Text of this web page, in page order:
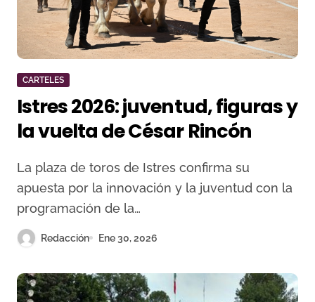
CARTELES
Istres 2026: juventud, figuras y
la vuelta de César Rincón
La plaza de toros de Istres confirma su
apuesta por la innovación y la juventud con la
programación de la…
Redacción Ene 30, 2026